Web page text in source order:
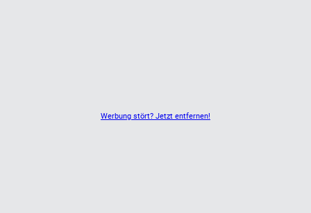
Werbung stört? Jetzt entfernen!